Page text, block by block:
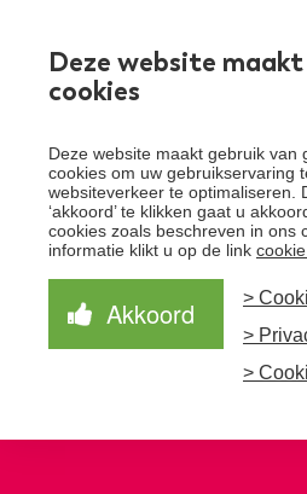
Deze website
cookies
Deze website maakt gebruik van
cookies om uw gebruikservaring
websiteverkeer te optimaliseren.
‘akkoord’ te klikken gaat u
cookies zoals beschreven in ons
informatie klikt u op de link
Akkoord
>
>
>
Over Santeon
Waardegedreven zorg
aanpak
Samen Beter
Nieuws
Schrijf je in voor
Schrijf je in voor onze
laatste nieuws!
Aanmelden nieuwsbrief